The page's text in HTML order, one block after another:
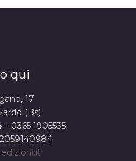
qui
17
(Bs)
0365.1905535